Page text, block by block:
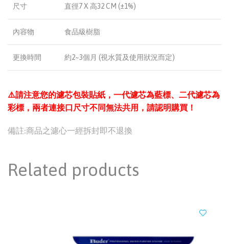
尺寸 直徑7 X 高32 CM (±1%)
內容物 食品級樹脂
更換時間 約2~3個月 (視水質及使用狀況而定)
⚠️請注意您的濾芯包裝貼紙，一代濾芯為藍標、二代濾芯為
彩標，兩者連接口尺寸不同無法共用，請認明購買！
備註:商品之濾心一經拆封即不退換
Related products